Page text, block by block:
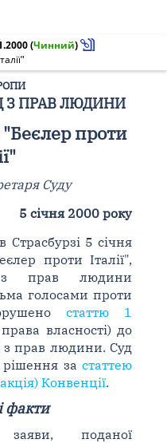
(Чинний)
З ПРАВ ЛЮДИНИ
проти
Суду
5 січня 2000 року
Страсбурзі 5 січня
проти Італії",
з прав людини
голосами проти
статтю 1
власності) до
з прав людини. Суд
рішення застаттею
Конвенції.
факти
заяви, поданої